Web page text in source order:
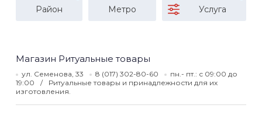
Район Метро Услуга
Магазин Ритуальные товары
ул. Семенова, 33 8 (017) 302-80-60
пн.- пт.: с 09:00 до
19:00
Ритуальные товары и принадлежности для их
изготовления.